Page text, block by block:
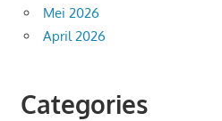
Mei 2026
April 2026
Categories